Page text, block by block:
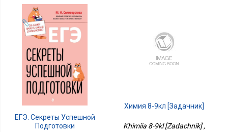
ЕГЭ. Секреты Успешной
Подготовки
Химия 8-9кл [Задачник]
Khimiia 8-9kl [Zadachnik] ,